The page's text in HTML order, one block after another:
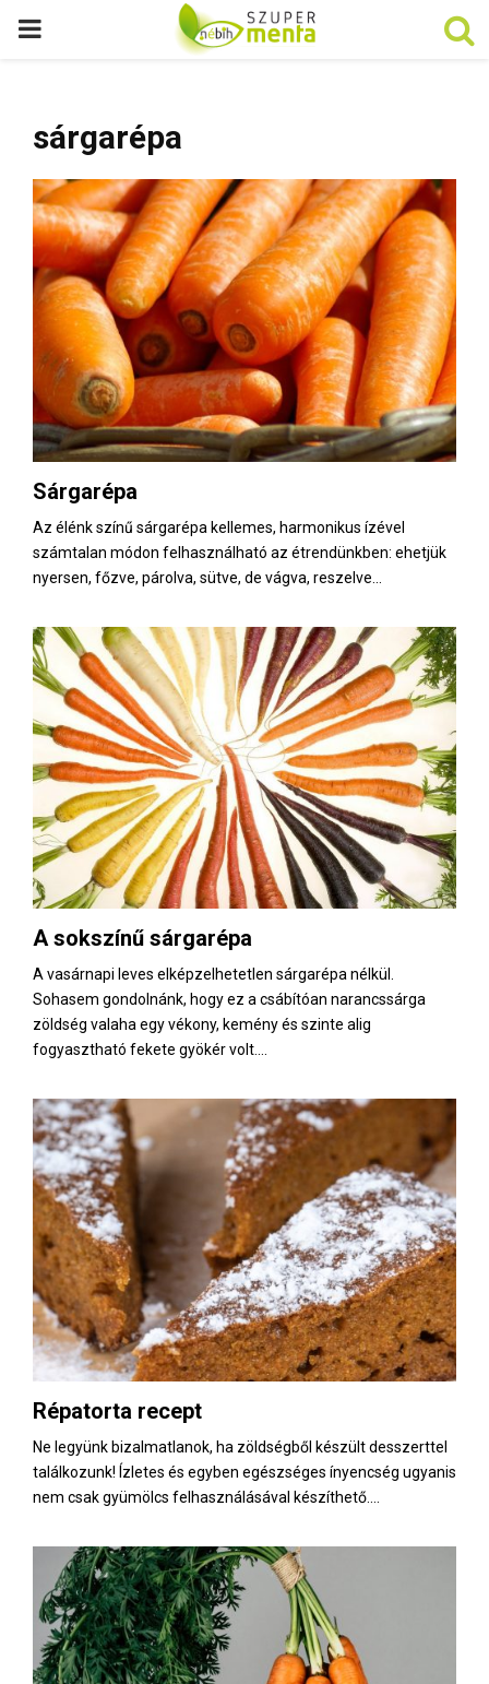
P
M
A
Y
M
N
U
sárgarépa
Sárgarépa
Az élénk színű sárgarépa kellemes, harmonikus ízével
számtalan módon felhasználható az étrendünkben: ehetjük
nyersen, főzve, párolva, sütve, de vágva, reszelve...
A sokszínű sárgarépa
A vasárnapi leves elképzelhetetlen sárgarépa nélkül.
Sohasem gondolnánk, hogy ez a csábítóan narancssárga
zöldség valaha egy vékony, kemény és szinte alig
fogyasztható fekete gyökér volt....
Répatorta recept
Ne legyünk bizalmatlanok, ha zöldségből készült desszerttel
találkozunk! Ízletes és egyben egészséges ínyencség ugyanis
nem csak gyümölcs felhasználásával készíthető....